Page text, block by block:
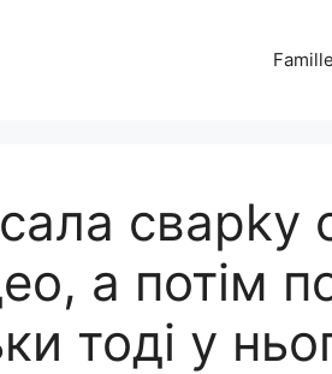
Famille
сварkу
а потім
тоді у